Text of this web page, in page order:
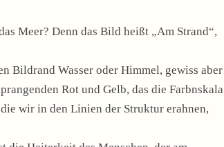
Meer? Denn das Bild heißt „Am Strand“,
Bildrand Wasser oder Himmel, gewiss aber
Rot und Gelb, das die Farbnskala
wir in den Linien der Struktur erahnen,